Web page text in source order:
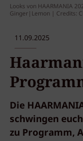
Looks von HAARMANIA
Ginger|Lemon | Credits:
11.09.2025
Die
schwingen
zu Programm,